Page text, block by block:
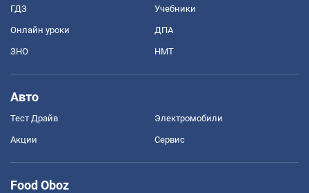
ГДЗ Учебники
Онлайн уроки ДПА
ЗНО НМТ
Авто
Тест Драйв Электромобили
Акции Сервис
Food Oboz